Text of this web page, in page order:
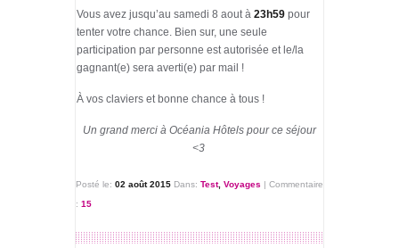
Vous avez jusqu’au samedi 8 aout à23h59 pour
tenter votre chance. Bien sur, une seule
participation par personne est autorisée et le/la
gagnant(e) sera averti(e) par mail !
À vos claviers et bonne chance à tous !
Un grand merci à Océania Hôtels pour ce séjour
<3
Posté le: 02 août 2015 Dans: Test, Voyages | Commentaire
: 15